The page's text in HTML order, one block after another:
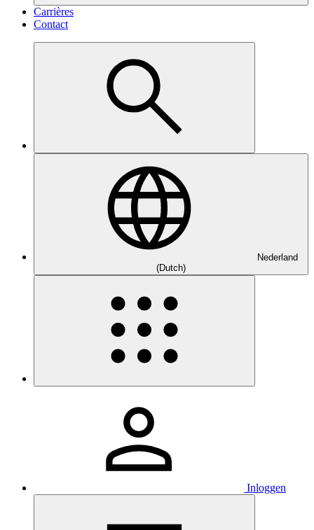
Carrières
Contact
Nederland
(Dutch)
Inloggen